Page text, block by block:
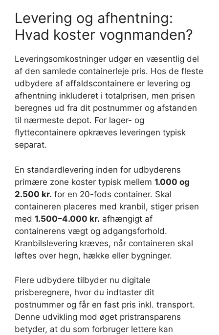
Levering og afhentning:
Hvad koster vognmanden?
Leveringsomkostninger udgør en væsentlig del
af den samlede containerleje pris. Hos de fleste
udbydere af affaldscontainere er levering og
afhentning inkluderet i totalprisen, men prisen
beregnes ud fra dit postnummer og afstanden
til nærmeste depot. For lager- og
flyttecontainere opkræves leveringen typisk
separat.
En standardlevering inden for udbyderens
primære zone koster typisk mellem 1.000 og
2.500 kr. for en 20-fods container. Skal
containeren placeres med kranbil, stiger prisen
med 1.500–4.000 kr. afhængigt af
containerens vægt og adgangsforhold.
Kranbilslevering kræves, når containeren skal
løftes over hegn, hække eller bygninger.
Flere udbydere tilbyder nu digitale
prisberegnere, hvor du indtaster dit
postnummer og får en fast pris inkl. transport.
Denne udvikling mod øget pristransparens
betyder, at du som forbruger lettere kan